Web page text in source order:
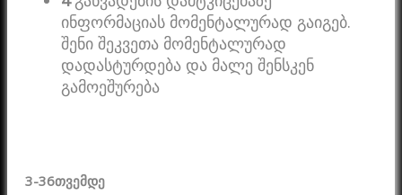
ინფორმაციას მომენტალურად გაიგებ.
შენი შეკვეთა მომენტალურად
დადასტურდება და მალე შენსკენ
გამოეშურება
3-36თვემდე